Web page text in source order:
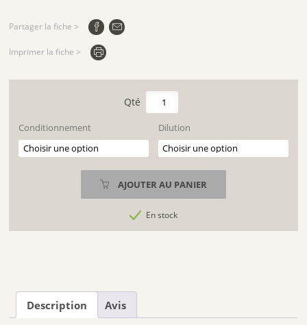
Partager la fiche >
Imprimer la fiche >
Conditionnement Dilution
quantité
de
COMOCLADIA
DENTATA
AJOUTER AU PANIER
En stock
Description Avis